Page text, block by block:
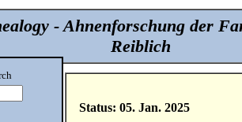
- Ahnenforschung der
Reiblich
Status: 05. Jan. 2025